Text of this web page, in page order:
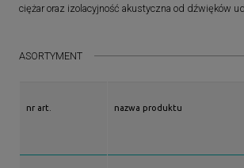
ciężar oraz izolacyjność akustyczna od dźwięków
ASORTYMENT
nr art. nazwa produktu